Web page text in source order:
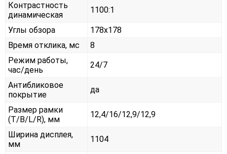
Контрастность
динамическая
1100:1
Углы обзора
178x178
Время отклика, мс
8
Режим работы,
час/день
24/7
Антибликовое
покрытие
да
Размер рамки
(T/B/L/R), мм
12,4/16/12,9/12,9
Ширина дисплея,
мм
1104